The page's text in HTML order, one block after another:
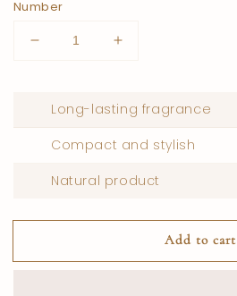
Number
Number
Musk
Raise
Musk
Mix
Long-lasting fragrance
Compact and stylish
Natural product
Add to cart